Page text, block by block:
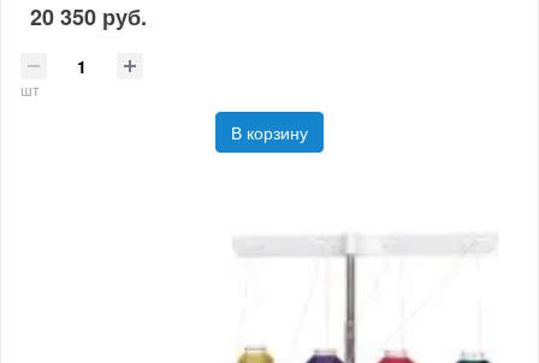
20 350 руб.
шт
В корзину